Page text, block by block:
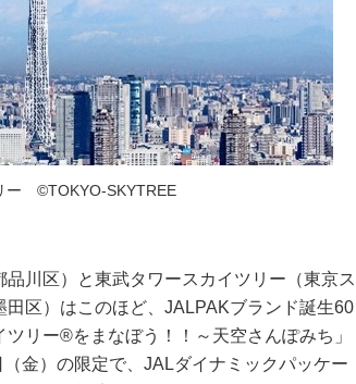
ー ©TOKYO-SKYTREE
川区）と東武タワースカイツリー（東京ス
区）はこのほど、JALPAKブランド誕生60
リー®をまなぼう！！～天空さんぽみち」
金）の限定で、JALダイナミックパッケー